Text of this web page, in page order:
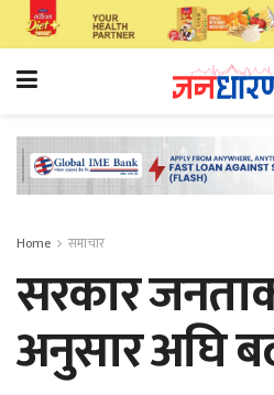
Home समाचार
सरकार
अनुसार अघि